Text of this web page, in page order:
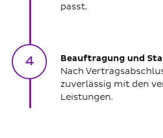
passt.
4
Beauftragung und
Nach
zuverlässig mit den
Leistungen.